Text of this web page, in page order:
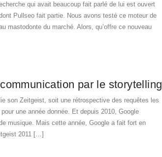
qui avait beaucoup fait parlé de lui est ouvert
Pullseo fait partie. Nous avons testé ce moteur de
mastodonte du marché. Alors, qu’offre ce nouveau
par le storytelling
son Zeitgeist, soit une rétrospective des requêtes les
une année donnée. Et depuis 2010, Google
musique. Mais cette année, Google a fait fort en
2011 […]